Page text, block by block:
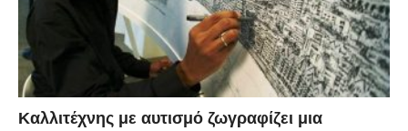
Καλλιτέχνης με αυτισμό ζωγραφίζει μια